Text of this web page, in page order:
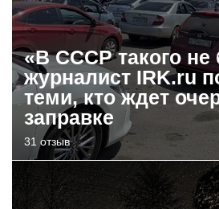
«В СССР такого
журналист IRK.ru
теми, кто ждет
заправке
31 отзыв